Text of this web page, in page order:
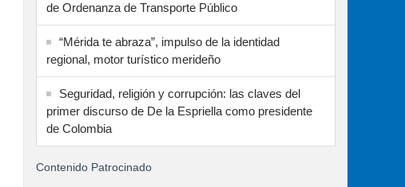
de Ordenanza de Transporte Público
“Mérida te abraza”, impulso de la identidad
regional, motor turístico merideño
Seguridad, religión y corrupción: las claves del
primer discurso de De la Espriella como presidente
de Colombia
Contenido Patrocinado